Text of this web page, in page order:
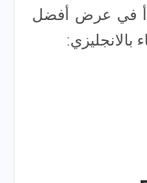
في عرض أفضل
بالانجليزي: